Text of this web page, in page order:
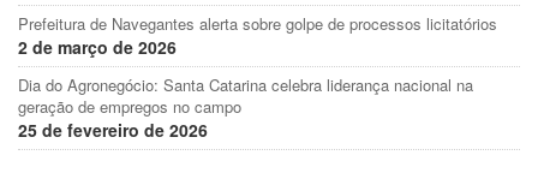
Prefeitura de Navegantes alerta sobre golpe de processos licitatórios
2 de março de 2026
Dia do Agronegócio: Santa Catarina celebra liderança nacional na
geração de empregos no campo
25 de fevereiro de 2026